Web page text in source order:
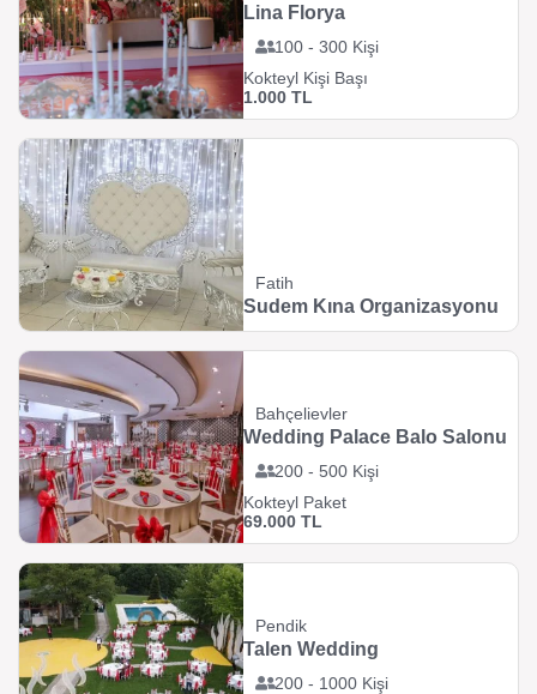
100 - 300 Kişi
Lina Florya
Kokteyl Kişi Başı
1.000 TL
Fatih
Sudem Kına Organizasyonu
Bahçelievler
200 - 500 Kişi
Wedding Palace Balo Salonu
Kokteyl Paket
69.000 TL
Pendik
200 - 1000 Kişi
Talen Wedding